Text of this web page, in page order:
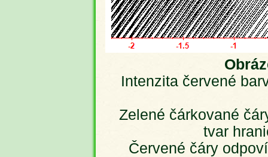
Intenzita červené
Zelené čárkované
tvar
Červené čáry